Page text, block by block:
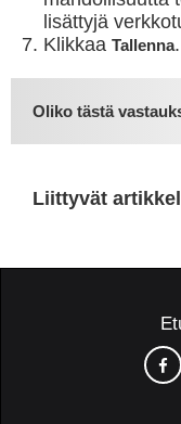
lisättyjä
Klikkaa Tallenna.
Oliko tästä
Liittyvät